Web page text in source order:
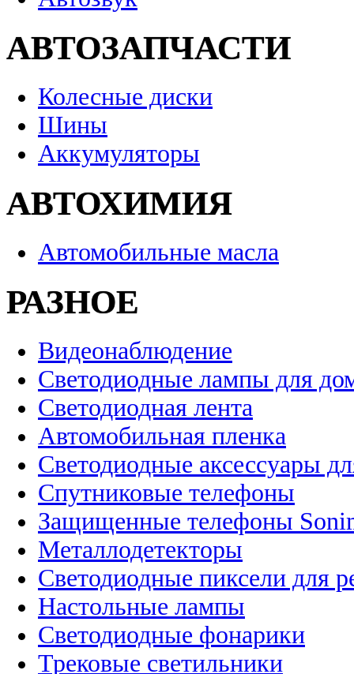
АВТОЗАПЧАСТИ
Колесные диски
Шины
Аккумуляторы
АВТОХИМИЯ
Автомобильные масла
РАЗНОЕ
Видеонаблюдение
Светодиодные лампы для
Светодиодная лента
Автомобильная пленка
Светодиодные аксессуары
Спутниковые телефоны
Защищенные телефоны
Металлодетекторы
Светодиодные пиксели для
Настольные лампы
Светодиодные фонарики
Трековые светильники